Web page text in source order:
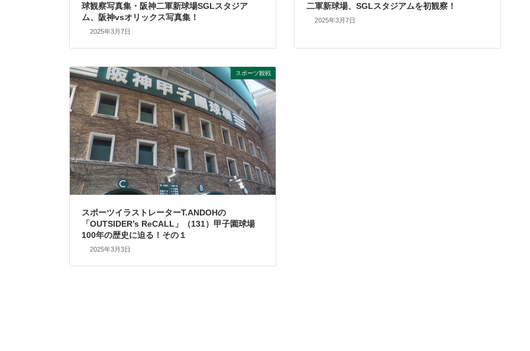
球観察写真集・阪神二軍新球場SGLスタジア
ム、阪神vsオリックス写真集！
2025年3月7日
二軍新球場、SGLスタジアムを初観察！
2025年3月7日
スポーツ観戦
スポーツイラストレーターT.ANDOHの
「OUTSIDER’s ReCALL」（131）甲子園球場
100年の歴史に迫る！その１
2025年3月3日